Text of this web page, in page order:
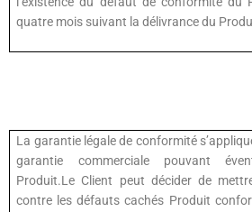
quatre mois suivant la délivrance du
La garantie légale de conformité
garantie commerciale pouvant
Produit.Le Client peut décider de
contre les défauts cachés Produit